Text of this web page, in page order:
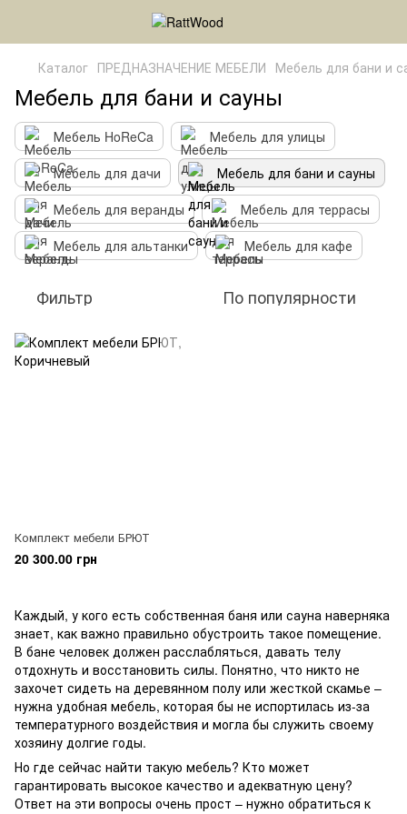
Каталог ПРЕДНАЗНАЧЕНИЕ МЕБЕЛИ Мебель для бани и
Мебель для бани и сауны
Мебель HoReCa
Мебель для улицы
Мебель для дачи
Мебель для бани и сауны
Мебель для веранды
Мебель для террасы
Мебель для альтанки
Мебель для кафе
Фильтр По популярности
Комплект мебели БРЮТ
20 300.00 грн
Каждый, у кого есть собственная баня или сауна наверняка
знает, как важно правильно обустроить такое помещение.
В бане человек должен расслабляться, давать телу
отдохнуть и восстановить силы. Понятно, что никто не
захочет сидеть на деревянном полу или жесткой скамье –
нужна удобная мебель, которая бы не испортилась из-за
температурного воздействия и могла бы служить своему
хозяину долгие годы.
Но где сейчас найти такую мебель? Кто может
гарантировать высокое качество и адекватную цену?
Ответ на эти вопросы очень прост – нужно обратиться к